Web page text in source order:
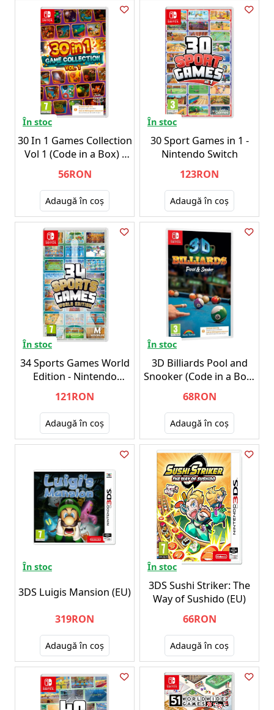
În stoc
30 In 1 Games Collection
Vol 1 (Code in a Box) -
NSW
56RON
Adaugă în coş
În stoc
30 Sport Games in 1 -
Nintendo Switch
123RON
Adaugă în coş
În stoc
34 Sports Games World
Edition - Nintendo
Switch
121RON
Adaugă în coş
În stoc
3D Billiards Pool and
Snooker (Code in a Box)
- Nintendo Switch
68RON
Adaugă în coş
În stoc
3DS Luigis Mansion (EU)
319RON
Adaugă în coş
În stoc
3DS Sushi Striker: The
Way of Sushido (EU)
66RON
Adaugă în coş